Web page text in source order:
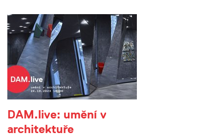
DAM.live: umění v
architektuře